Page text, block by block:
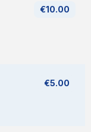
€10.00
€5.00